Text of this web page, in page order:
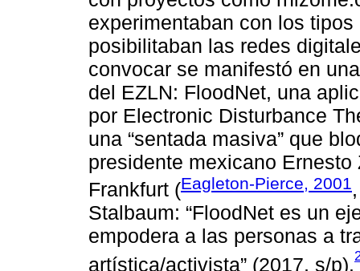
experimentaban con los
posibilitaban las redes
convocar se manifestó en
del EZLN: FloodNet, una
por Electronic Disturbance
una “sentada masiva” que
presidente mexicano
Frankfurt (Eagleton-Pierce, 2001
Stalbaum: “FloodNet es un
empodera a las personas a
artística/activista” (2017, s/p).